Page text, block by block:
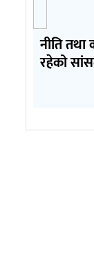
नीति तथा
रहेको